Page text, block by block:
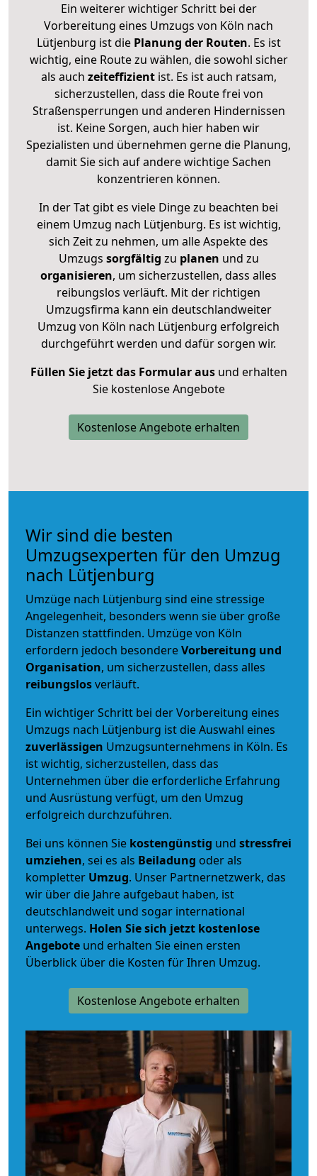
Ein weiterer wichtiger Schritt bei der
Vorbereitung eines Umzugs von Köln nach
Lütjenburg ist diePlanung der Routen. Es ist
wichtig, eine Route zu wählen, die sowohl sicher
als auch zeiteffizientist. Es ist auch ratsam,
sicherzustellen, dass die Route frei von
Straßensperrungen und anderen Hindernissen
ist. Keine Sorgen, auch hier haben wir
Spezialisten und übernehmen gerne die Planung,
damit Sie sich auf andere wichtige Sachen
konzentrieren können.
In der Tat gibt es viele Dinge zu beachten bei
einem Umzug nach Lütjenburg. Es ist wichtig,
sich Zeit zu nehmen, um alle Aspekte des
Umzugs sorgfältig zu planen und zu
organisieren, um sicherzustellen, dass alles
reibungslos verläuft. Mit der richtigen
Umzugsfirma kann ein deutschlandweiter
Umzug von Köln nach Lütjenburg erfolgreich
durchgeführt werden und dafür sorgen wir.
Füllen Sie jetzt das Formular ausund erhalten
Sie kostenlose Angebote
Kostenlose Angebote erhalten
Wir sind die besten
Umzugsexperten für den Umzug
nach Lütjenburg
Umzüge nach Lütjenburg sind eine stressige
Angelegenheit, besonders wenn sie über große
Distanzen stattfinden. Umzüge von Köln
erfordern jedoch besondereVorbereitung und
Organisation, um sicherzustellen, dass alles
reibungslosverläuft.
Ein wichtiger Schritt bei der Vorbereitung eines
Umzugs nach Lütjenburg ist die Auswahl eines
zuverlässigen Umzugsunternehmens in Köln. Es
ist wichtig, sicherzustellen, dass das
Unternehmen über die erforderliche Erfahrung
und Ausrüstung verfügt, um den Umzug
erfolgreich durchzuführen.
Bei uns können Sie kostengünstig und stressfrei
umziehen, sei es als Beiladung oder als
kompletter Umzug. Unser Partnernetzwerk, das
wir über die Jahre aufgebaut haben, ist
deutschlandweit und sogar international
unterwegs. Holen Sie sich jetzt kostenlose
Angebote und erhalten Sie einen ersten
Überblick über die Kosten für Ihren Umzug.
Kostenlose Angebote erhalten